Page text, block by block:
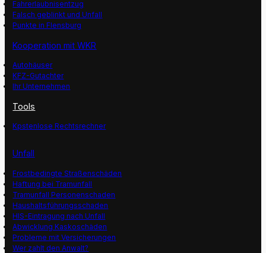
Fahrerlaubnisentzug
Falsch geblinkt und Unfall
Punkte in Flensburg
Kooperation mit WKR
Autohäuser
KFZ-Gutachter
Ihr Unternehmen
Tools
Kpstenlose Rechtsrechner
Unfall
Frostbedingte Straßenschäden
Haftung bei Tramunfall
Tramunfall Personenschaden
Haushaltsführungsschaden
HIS-Eintragung nach Unfall
Abwicklung Kaskoschäden
Probleme mit Versicherungen
Wer zahlt den Anwalt?